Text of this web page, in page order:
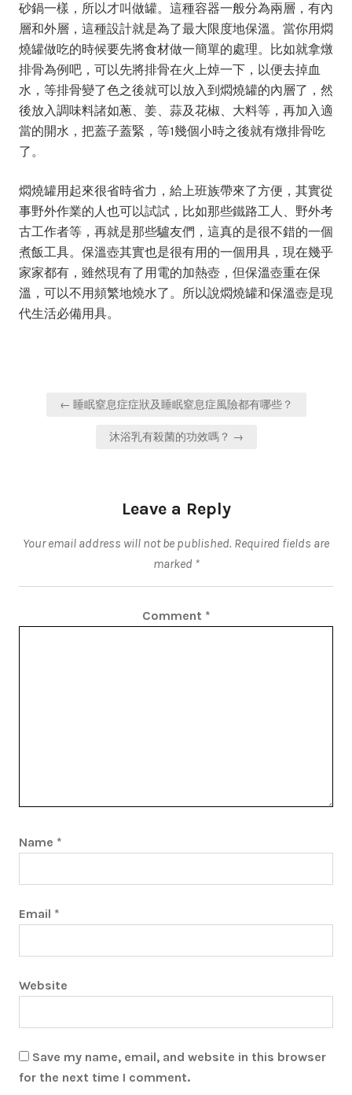
砂鍋一樣，所以才叫做罐。這種容器一般分為兩層，有內
層和外層，這種設計就是為了最大限度地保溫。當你用燜
燒罐做吃的時候要先將食材做一簡單的處理。比如就拿燉
排骨為例吧，可以先將排骨在火上焯一下，以便去掉血
水，等排骨變了色之後就可以放入到燜燒罐的內層了，然
後放入調味料諸如蔥、姜、蒜及花椒、大料等，再加入適
當的開水，把蓋子蓋緊，等1幾個小時之後就有燉排骨吃
了。
燜燒罐用起來很省時省力，給上班族帶來了方便，其實從
事野外作業的人也可以試試，比如那些鐵路工人、野外考
古工作者等，再就是那些驢友們，這真的是很不錯的一個
煮飯工具。保溫壺其實也是很有用的一個用具，現在幾乎
家家都有，雖然現有了用電的加熱壺，但保溫壺重在保
溫，可以不用頻繁地燒水了。所以說燜燒罐和保溫壺是現
代生活必備用具。
Post← 睡眠窒息症症狀及睡眠窒息症風險都有哪些？
沐浴乳有殺菌的功效嗎？ →
Leave a Reply
Your email address will not be published. Required fields are
marked *
Comment *
Name *
Email *
Website
Save my name, email, and website in this browser
for the next time I comment.